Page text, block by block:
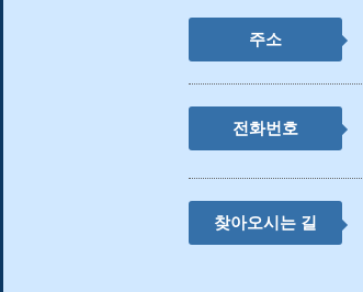
주소
전화번호
찾아오시는 길